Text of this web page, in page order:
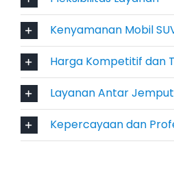
pasti mahal. Faktanya,
Bojonegoro di penyedia
kompetitif dan
membeli kendaraan baru,
Fortuner Bojonegoro jauh
terutama untuk kebutuhan
sementara.
Kenyamanan Mobil
Harga Kompetitif dan
Layanan Antar
Kepercayaan dan